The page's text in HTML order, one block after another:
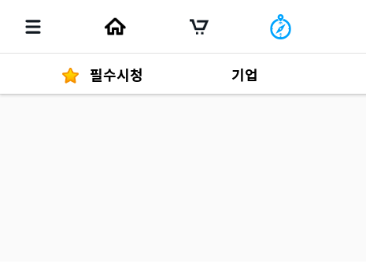
필수시청 기업